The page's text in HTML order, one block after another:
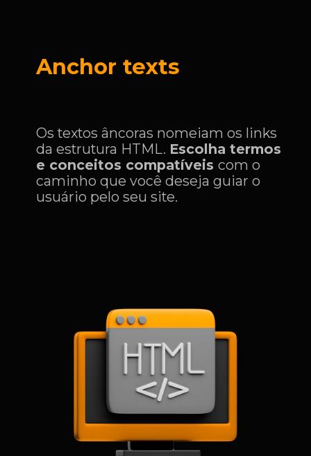
Anchor texts
Os textos âncoras nomeiam os links
da estrutura HTML. Escolha termos
e conceitos compatíveiscom o
caminho que você deseja guiar o
usuário pelo seu site.